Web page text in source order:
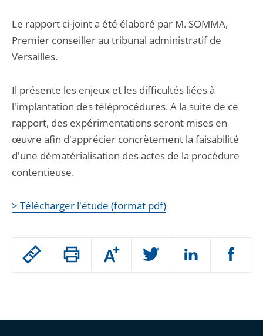
Passer
Augmenter
ou
Le rapport ci-joint a été élaboré par M. SOMMA,
Premier conseiller au tribunal administratif de
Versailles.
Il présente les enjeux et les difficultés liées à
l'implantation des téléprocédures. A la suite de ce
rapport, des expérimentations seront mises en
œuvre afin d'apprécier concrètement la faisabilité
d'une dématérialisation des actes de la procédure
contentieuse.
> Télécharger l'étude (format pdf)